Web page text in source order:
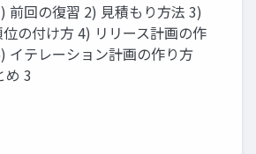
前回の復習 2) 見積もり方法 3)
の付け方 4) リリース計画の作
イテレーション計画の作り方
め 3